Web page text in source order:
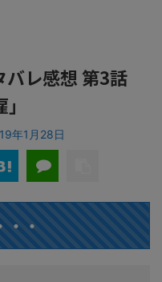
バレ感想 第3話
年1月28日
・